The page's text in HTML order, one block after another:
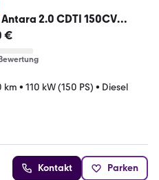
2.0 CDTI 150CV
€
km • 110 kW (150 PS) • Diesel
Kontakt Parken